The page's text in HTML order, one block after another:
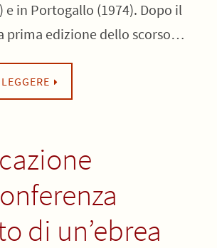
e in Portogallo (1974). Dopo il
prima edizione dello scorso…
di un’ebrea